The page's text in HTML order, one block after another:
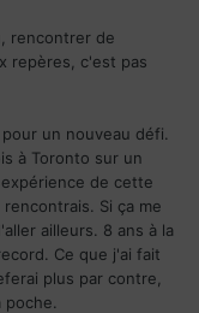
entre celles du
de l'Ontario et
de nombreuses
vaut la peine
chez Archibald, à
de Montréal, une
pour prendre son
à quel point il
est plus facile de
activité bénévole
rencontrer de
repères, c'est pas
un nouveau défi.
à Toronto sur un
de cette
Si ça me
ailleurs. 8 ans à la
Ce que j'ai fait
plus par contre,
poche.